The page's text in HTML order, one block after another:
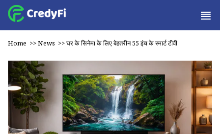
Home >>News >>घर के सिनेमा के लिए बेहतरीन 55 इंच के स्मार्ट टीवी